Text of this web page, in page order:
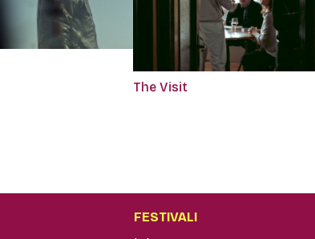
The Visit
FESTIVALI